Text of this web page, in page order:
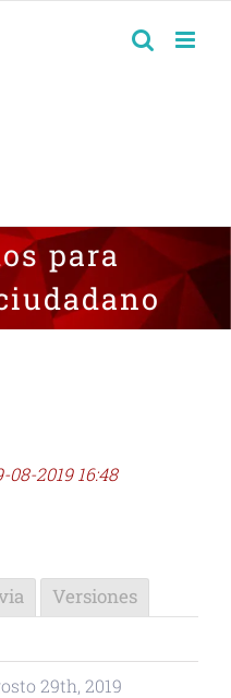
para
08-2019 16:48
Versiones
29th, 2019